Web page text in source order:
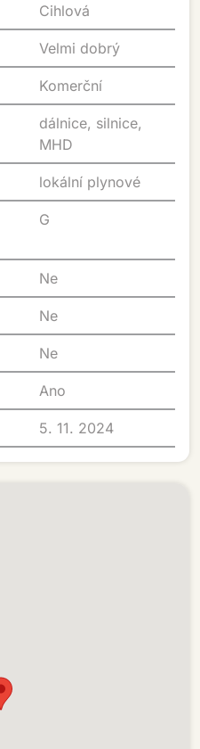
Cihlová
Velmi dobrý
Komerční
dálnice, silnice,
MHD
lokální plynové
G
Ne
Ne
Ne
Ano
5. 11. 2024